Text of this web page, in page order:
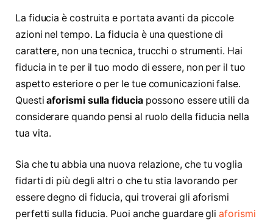
La fiducia è costruita e portata avanti da piccole
azioni nel tempo. La fiducia è una questione di
carattere, non una tecnica, trucchi o strumenti. Hai
fiducia in te per il tuo modo di essere, non per il tuo
aspetto esteriore o per le tue comunicazioni false.
Questiaforismi sulla fiduciapossono essere utili da
considerare quando pensi al ruolo della fiducia nella
tua vita.
Sia che tu abbia una nuova relazione, che tu voglia
fidarti di più degli altri o che tu stia lavorando per
essere degno di fiducia, qui troverai gli aforismi
perfetti sulla fiducia. Puoi anche guardare gliaforismi